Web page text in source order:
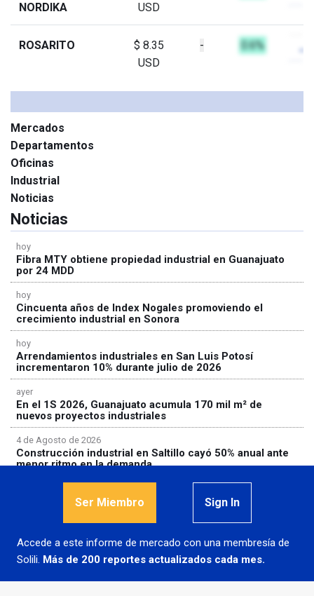
Mercados
Departamentos
Oficinas
Industrial
Noticias
NORDIKA
USD
ROSARITO
$ 8.35
USD
- 0.6%
Noticias
hoy
Fibra MTY obtiene propiedad industrial en Guanajuato
por 24 MDD
hoy
Cincuenta años de Index Nogales promoviendo el
crecimiento industrial en Sonora
hoy
Arrendamientos industriales en San Luis Potosí
incrementaron 10% durante julio de 2026
ayer
En el 1S 2026, Guanajuato acumula 170 mil m² de
nuevos proyectos industriales
4 de Agosto de 2026
Construcción industrial en Saltillo cayó 50% anual ante
menor ritmo en la demanda
Ser Miembro Sign In
Accede a este informe de mercado con una membresía de
Solili. Más de 200 reportes actualizados cada mes.